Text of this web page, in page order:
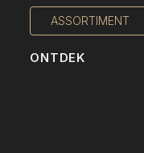
ASSORTIMENT
ONTDEK